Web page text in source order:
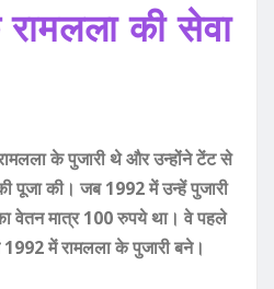
की सेवा
के पुजारी थे और उन्होंने टेंट से
पूजा की। जब 1992 में उन्हें पुजारी
वेतन मात्र 100 रुपये था। वे पहले
में रामलला के पुजारी बने।